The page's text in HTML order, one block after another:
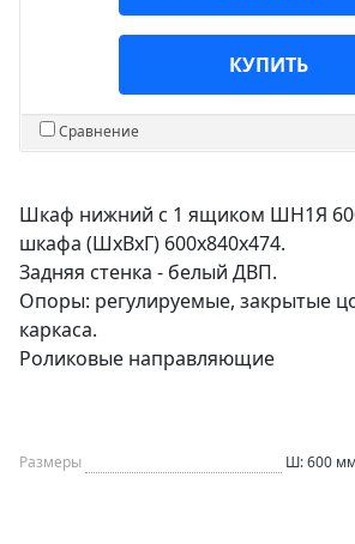
КУПИТЬ
Сравнение
Шкаф нижний с 1 ящиком ШН1Я
шкафа (ШхВхГ) 600х840х474.
Задняя стенка - белый ДВП.
Опоры: регулируемые, закрытые
каркаса.
Роликовые направляющие
Размеры Ш: 600